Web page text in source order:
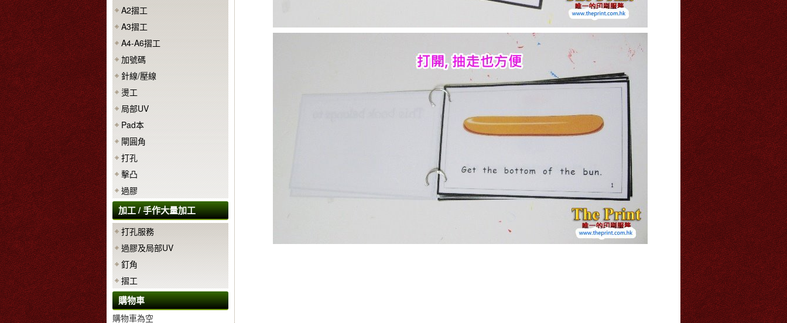
A2摺工
A3摺工
A4-A6摺工
加號碼
針線/壓線
燙工
局部UV
Pad本
閘圓角
打孔
擊凸
過膠
加工 / 手作大量加工
打孔服務
過膠及局部UV
釘角
摺工
購物車
購物車為空